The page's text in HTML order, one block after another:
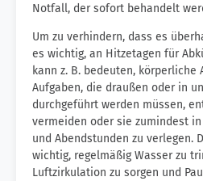
Notfall, der sofort behandelt
Um zu verhindern, dass es
es wichtig, an Hitzetagen für
kann z. B. bedeuten, körperliche
Aufgaben, die draußen oder in
durchgeführt werden müssen,
vermeiden oder sie zumindest
und Abendstunden zu verlegen.
wichtig, regelmäßig Wasser zu
Luftzirkulation zu sorgen und